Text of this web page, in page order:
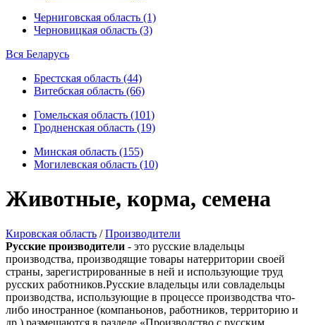
Черниговская область (1)
Черновицкая область (3)
Вся Беларусь
Брестская область (44)
Витебская область (66)
Гомельская область (101)
Гродненская область (19)
Минская область (155)
Могилевская область (10)
Животные, корма, семена
Кировская область /Производители
Русские производители - это русские владельцы
производства, производящие товары натерритории своей
страны, зарегистрированные в ней и использующие труд
русских работников.Русские владельцы или совладельцы
производства, использующие в процессе производства что-
либо иностранное (компаньонов, работников, территорию и
др.) размещаются в разделе «Производство с русским